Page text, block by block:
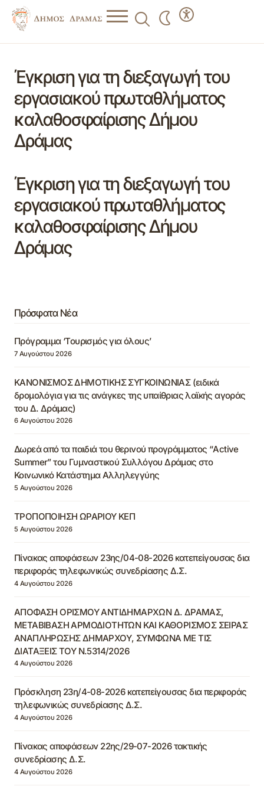
Έγκριση για τη διεξαγωγή του
εργασιακού πρωταθλήματος
καλαθοσφαίρισης Δήμου
Δράμας
Έγκριση για τη διεξαγωγή του
εργασιακού πρωταθλήματος
καλαθοσφαίρισης Δήμου
Δράμας
Πρόσφατα Νέα
Πρόγραμμα ‘Τουρισμός για όλους’
7 Αυγούστου 2026
ΚΑΝΟΝΙΣΜΟΣ ΔΗΜΟΤΙΚΗΣ ΣΥΓΚΟΙΝΩΝΙΑΣ (ειδικά
δρομολόγια για τις ανάγκες της υπαίθριας λαϊκής αγοράς
του Δ. Δράμας)
6 Αυγούστου 2026
Δωρεά από τα παιδιά του θερινού προγράμματος “Active
Summer” του Γυμναστικού Συλλόγου Δράμας στο
Κοινωνικό Κατάστημα Αλληλεγγύης
5 Αυγούστου 2026
ΤΡΟΠΟΠΟΙΗΣΗ ΩΡΑΡΙΟΥ ΚΕΠ
5 Αυγούστου 2026
Πίνακας αποφάσεων 23ης/04-08-2026 κατεπείγουσας δια
περιφοράς τηλεφωνικώς συνεδρίασης Δ.Σ.
4 Αυγούστου 2026
ΑΠΟΦΑΣΗ ΟΡΙΣΜΟΥ ΑΝΤΙΔΗΜΑΡΧΩΝ Δ. ΔΡΑΜΑΣ,
ΜΕΤΑΒΙΒΑΣΗ ΑΡΜΟΔΙΟΤΗΤΩΝ ΚΑΙ ΚΑΘΟΡΙΣΜΟΣ ΣΕΙΡΑΣ
ΑΝΑΠΛΗΡΩΣΗΣ ΔΗΜΑΡΧΟΥ, ΣΥΜΦΩΝΑ ΜΕ ΤΙΣ
ΔΙΑΤΑΞΕΙΣ ΤΟΥ Ν.5314/2026
4 Αυγούστου 2026
Πρόσκληση 23η/4-08-2026 κατεπείγουσας δια περιφοράς
τηλεφωνικώς συνεδρίασης Δ.Σ.
4 Αυγούστου 2026
Πίνακας αποφάσεων 22ης/29-07-2026 τακτικής
συνεδρίασης Δ.Σ.
4 Αυγούστου 2026